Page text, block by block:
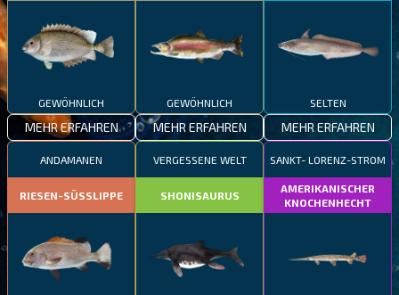
GEWÖHNLICH
MEHR ERFAHREN
GEWÖHNLICH
MEHR ERFAHREN
SELTEN
MEHR ERFAHREN
ANDAMANEN
RIESEN-SÜSSLIPPE
VERGESSENE WELT
SHONISAURUS
SANKT- LORENZ-STROM
AMERIKANISCHER
KNOCHENHECHT